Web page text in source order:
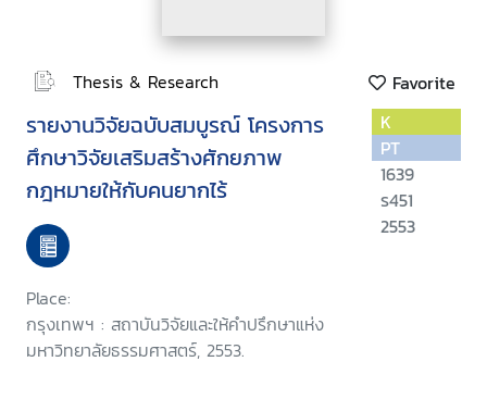
Thesis & Research Favorite
รายงานวิจัยฉบับสมบูรณ์ โครงการ
ศึกษาวิจัยเสริมสร้างศักยภาพ
กฎหมายให้กับคนยากไร้
Place:
กรุงเทพฯ : สถาบันวิจัยและให้คำปรึกษาแห่ง
มหาวิทยาลัยธรรมศาสตร์, 2553.
K
PT
1639
ร451
2553